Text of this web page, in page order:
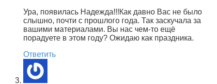
Ура, появилась Надежда!!!Как давно Вас не было
слышно, почти с прошлого года. Так заскучала за
вашими материалами. Вы нас чем-то ещё
порадуете в этом году? Ожидаю как праздника.
Ответить